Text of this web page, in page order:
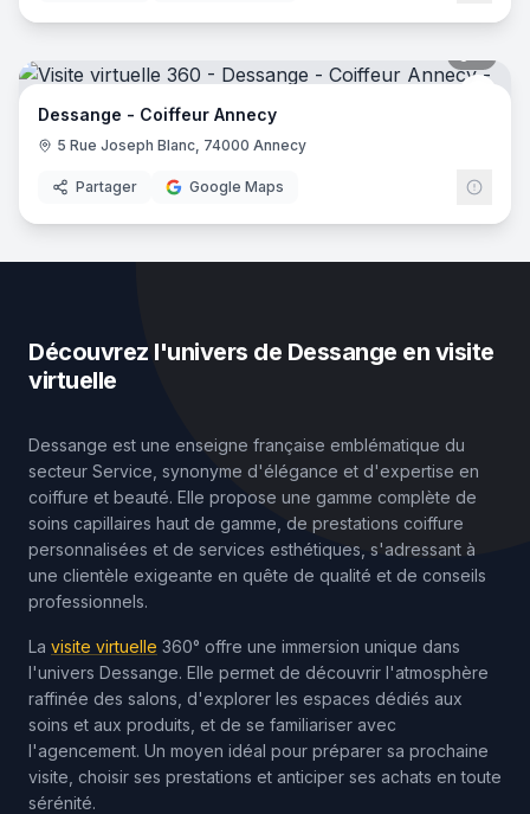
Dessange - Coiffeur Annecy
5 Rue Joseph Blanc, 74000 Annecy
Partager Google Maps
Découvrez l'univers de Dessange en visite
virtuelle
Dessange est une enseigne française emblématique du
secteur Service, synonyme d'élégance et d'expertise en
coiffure et beauté. Elle propose une gamme complète de
soins capillaires haut de gamme, de prestations coiffure
personnalisées et de services esthétiques, s'adressant à
une clientèle exigeante en quête de qualité et de conseils
professionnels.
La visite virtuelle 360° offre une immersion unique dans
l'univers Dessange. Elle permet de découvrir l'atmosphère
raffinée des salons, d'explorer les espaces dédiés aux
soins et aux produits, et de se familiariser avec
l'agencement. Un moyen idéal pour préparer sa prochaine
visite, choisir ses prestations et anticiper ses achats en toute
sérénité.